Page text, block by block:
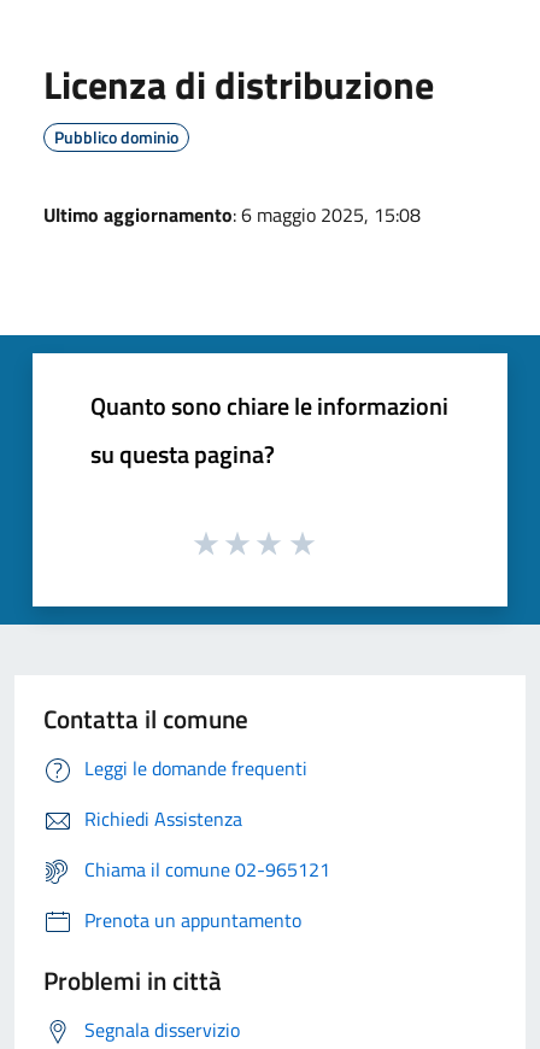
Licenza di distribuzione
Pubblico dominio
Ultimo aggiornamento: 6 maggio 2025, 15:08
Quanto sono chiare le informazioni
su questa pagina?
Contatta il comune
Leggi le domande frequenti
Richiedi Assistenza
Chiama il comune 02-965121
Prenota un appuntamento
Problemi in città
Segnala disservizio